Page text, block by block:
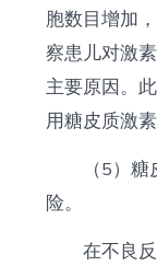
胞数目增加
察患儿对激
主要原因。
用糖皮质激
（5）
险。
在不良